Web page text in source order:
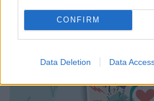
CONFIRM
Data Deletion Data